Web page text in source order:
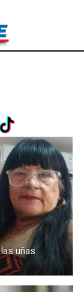
uñas